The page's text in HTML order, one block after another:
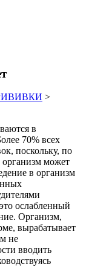
>
в
70% всех
поскольку, по
может
в организм
ослабленный
Организм,
вырабатывает
не
вводить